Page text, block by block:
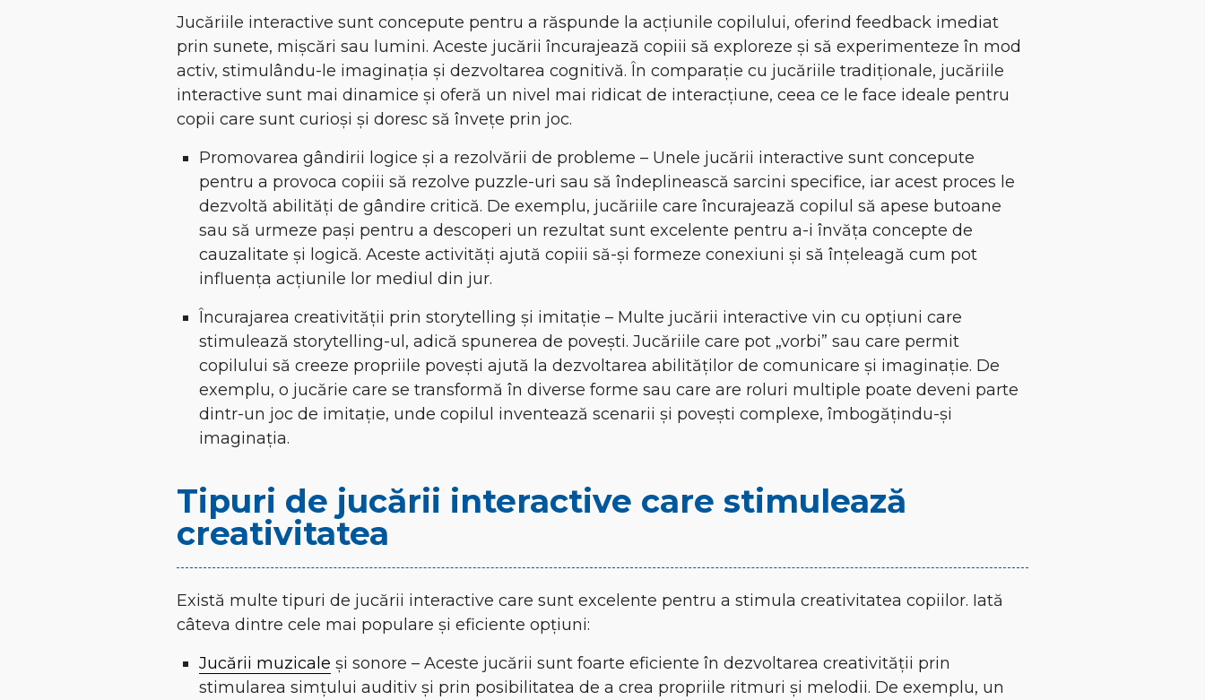
Jucăriile interactive sunt concepute pentru a răspunde la acțiunile copilului, oferind feedback imediat
prin sunete, mișcări sau lumini. Aceste jucării încurajează copiii să exploreze și să experimenteze în mod
activ, stimulându-le imaginația și dezvoltarea cognitivă. În comparație cu jucăriile tradiționale, jucăriile
interactive sunt mai dinamice și oferă un nivel mai ridicat de interacțiune, ceea ce le face ideale pentru
copii care sunt curioși și doresc să învețe prin joc.
Promovarea gândirii logice și a rezolvării de probleme – Unele jucării interactive sunt concepute
pentru a provoca copiii să rezolve puzzle-uri sau să îndeplinească sarcini specifice, iar acest proces le
dezvoltă abilități de gândire critică. De exemplu, jucăriile care încurajează copilul să apese butoane
sau să urmeze pași pentru a descoperi un rezultat sunt excelente pentru a-i învăța concepte de
cauzalitate și logică. Aceste activități ajută copiii să-și formeze conexiuni și să înțeleagă cum pot
influența acțiunile lor mediul din jur.
Încurajarea creativității prin storytelling și imitație – Multe jucării interactive vin cu opțiuni care
stimulează storytelling-ul, adică spunerea de povești. Jucăriile care pot „vorbi” sau care permit
copilului să creeze propriile povești ajută la dezvoltarea abilităților de comunicare și imaginație. De
exemplu, o jucărie care se transformă în diverse forme sau care are roluri multiple poate deveni parte
dintr-un joc de imitație, unde copilul inventează scenarii și povești complexe, îmbogățindu-și
imaginația.
Tipuri de jucării interactive care stimulează
creativitatea
Există multe tipuri de jucării interactive care sunt excelente pentru a stimula creativitatea copiilor. Iată
câteva dintre cele mai populare și eficiente opțiuni:
Jucării muzicale și sonore – Aceste jucării sunt foarte eficiente în dezvoltarea creativității prin
stimularea simțului auditiv și prin posibilitatea de a crea propriile ritmuri și melodii. De exemplu, un